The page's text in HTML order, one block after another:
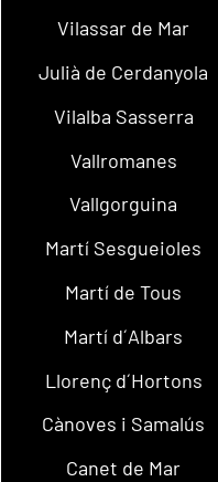
Vilassar de Mar
Julià de Cerdanyola
Vilalba Sasserra
Vallromanes
Vallgorguina
Martí Sesgueioles
Martí de Tous
Martí d´Albars
Llorenç d´Hortons
Cànoves i Samalús
Canet de Mar